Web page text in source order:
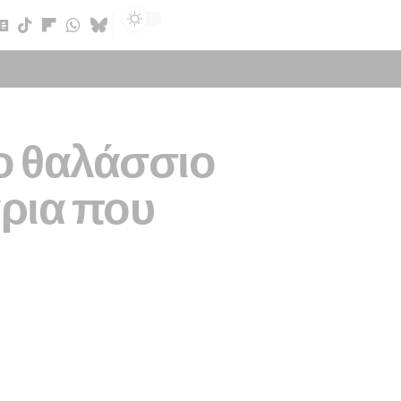
θαλάσσιο
που